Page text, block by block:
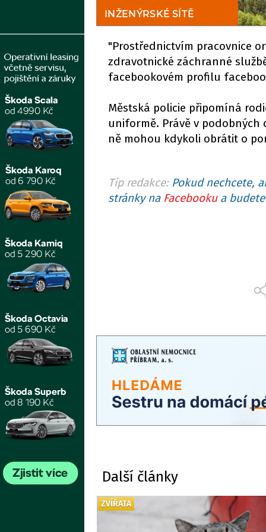
"Prostřednictvím pracovnice
zdravotnické záchranné
facebookovém profilu
Městská policie připomíná
uniformě. Právě v
ně mohou kdykoli obrátit o
Tip redakce: Pokud nechcete,
stránky na Facebookua budete
Další články
ZVÍŘATA